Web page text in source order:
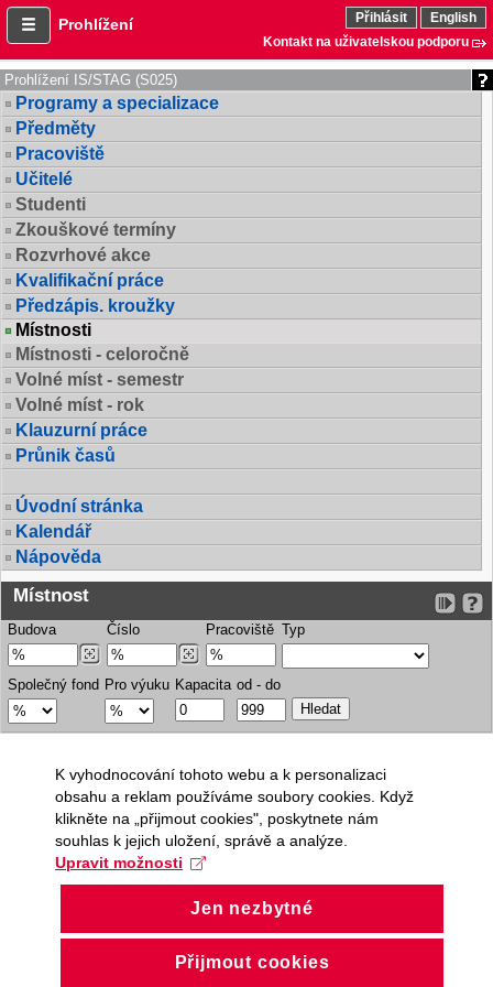
Prohlížení Přihlásit
English
Kontakt na uživatelskou podporu
Prohlížení IS/STAG (S025)
Programy a specializace
Předměty
Pracoviště
Učitelé
Studenti
Zkouškové termíny
Rozvrhové akce
Kvalifikační práce
Předzápis. kroužky
Místnosti
Místnosti - celoročně
Volné míst - semestr
Volné míst - rok
Klauzurní práce
Průnik časů
Úvodní stránka
Kalendář
Nápověda
Místnost
Budova Číslo Pracoviště Typ
Společný fond Pro výuku Kapacita od - do
K vyhodnocování tohoto webu a k personalizaci
obsahu a reklam používáme soubory cookies. Když
klikněte na „přijmout cookies", poskytnete nám
souhlas k jejich uložení, správě a analýze.
Upravit možnosti
Jen nezbytné
Přijmout cookies